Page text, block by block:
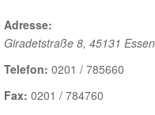
Adresse:
Giradetstraße 8, 45131 Essen
Telefon: 0201 / 785660
Fax: 0201 / 784760